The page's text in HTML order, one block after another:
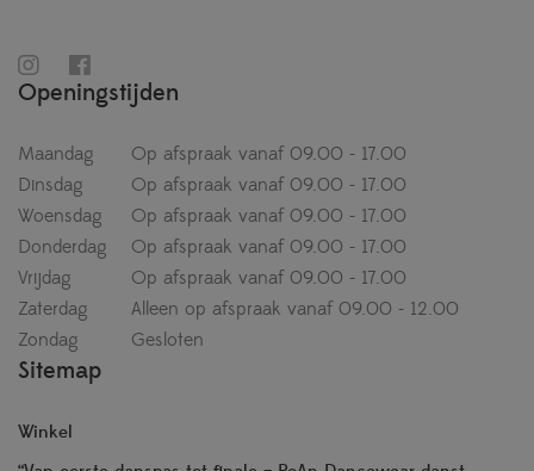
Openingstijden
Maandag
Op afspraak vanaf 09.00 - 17.00
Dinsdag
Op afspraak vanaf 09.00 - 17.00
Woensdag
Op afspraak vanaf 09.00 - 17.00
Donderdag
Op afspraak vanaf 09.00 - 17.00
Vrijdag
Op afspraak vanaf 09.00 - 17.00
Zaterdag
Alleen op afspraak vanaf 09.00 - 12.00
Zondag
Gesloten
Sitemap
Winkel